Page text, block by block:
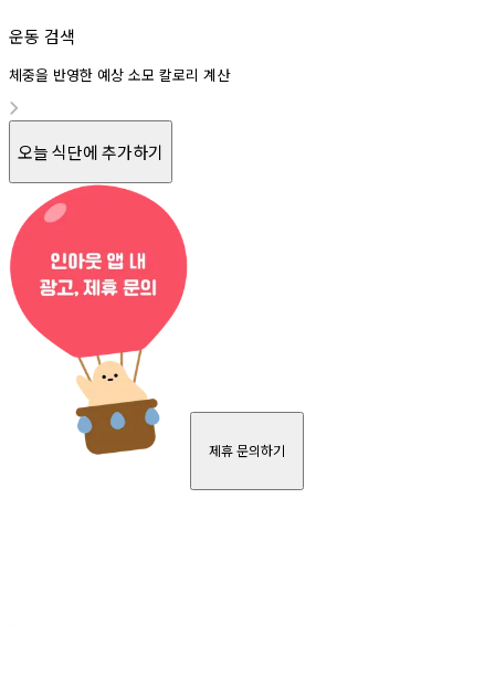
운동 검색
체중을 반영한 예상 소모 칼로리 계산
오늘 식단에 추가하기
제휴 문의하기